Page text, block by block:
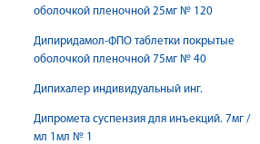
оболочкой пленочной 25мг № 120
Дипиридамол-ФПО таблетки покрытые
оболочкой пленочной 75мг № 40
Дипихалер индивидуальный инг.
Дипромета суспензия для инъекций. 7мг /
мл 1мл № 1